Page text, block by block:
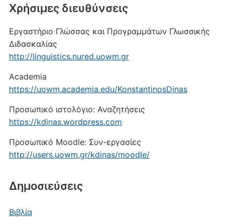
Xρήσιμες διευθύνσεις
Εργαστήριο Γλώσσας και Προγραμμάτων Γλωσσικής
Διδασκαλίας
http://linguistics.nured.uowm.gr
Academia
https://uowm.academia.edu/KonstantinosDinas
Προσωπικό ιστολόγιο: Αναζητήσεις
https://kdinas.wordpress.com
Προσωπικό Moodle: Συν-εργασίες
http://users.uowm.gr/kdinas/moodle/
Δημοσιεύσεις
Βιβλία